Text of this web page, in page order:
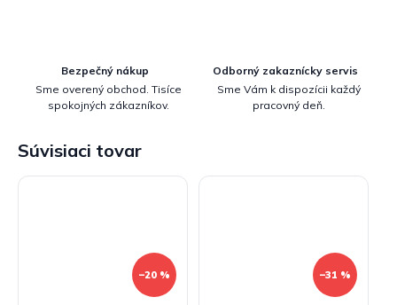
Bezpečný nákup
Sme overený obchod. Tisíce
spokojných zákazníkov.
Odborný zakaznícky servis
Sme Vám k dispozícii každý
pracovný deň.
Súvisiaci tovar
–20 % –31 %